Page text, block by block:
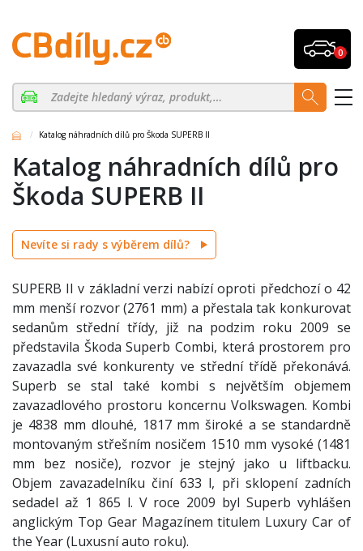
0
Katalog náhradních dílů pro Škoda SUPERB II
Katalog náhradních dílů pro
Škoda SUPERB II
Nevíte si rady s výběrem dílů?
SUPERB II v základní verzi nabízí oproti předchozí o 42
mm menší rozvor (2761 mm) a přestala tak konkurovat
sedanům střední třídy, již na podzim roku 2009 se
představila Škoda Superb Combi, která prostorem pro
zavazadla své konkurenty ve střední třídě překonává.
Superb se stal také kombi s největším objemem
zavazadlového prostoru koncernu Volkswagen. Kombi
je 4838 mm dlouhé, 1817 mm široké a se standardně
montovaným střešním nosičem 1510 mm vysoké (1481
mm bez nosiče), rozvor je stejný jako u liftbacku.
Objem zavazadelníku činí 633 l, při sklopení zadních
sedadel až 1 865 l. V roce 2009 byl Superb vyhlášen
anglickým Top Gear Magazínem titulem Luxury Car of
the Year (Luxusní auto roku).